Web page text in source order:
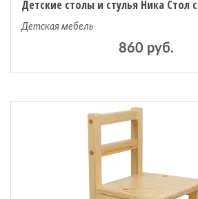
Детская мебель
860 руб.